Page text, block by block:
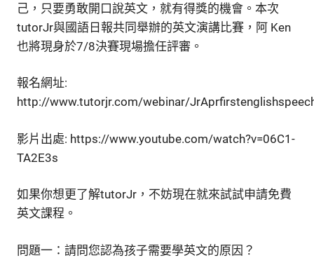
己，只要勇敢開口說英文，就有得獎的機會。本次
tutorJr與國語日報共同舉辦的英文演講比賽，阿 Ken
也將現身於7/8決賽現場擔任評審。
報名網址:
http://www.tutorjr.com/webinar/
影片出處: https://www.youtube.com/watch?v=06C1-
TA2E3s
如果你想更了解tutorJr，不妨現在就來試試申請免費
英文課程。
問題一：請問您認為孩子需要學英文的原因？